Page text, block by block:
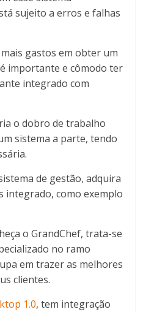
sujeito a erros e falhas
gastos em obter um
importante e cômodo ter
integrado com
o dobro de trabalho
sistema a parte, tendo
de gestão, adquira
integrado, como exemplo
o GrandChef, trata-se
no ramo
em trazer as melhores
clientes.
1.0, tem integração